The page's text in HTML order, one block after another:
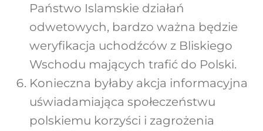
Państwo Islamskie działań
odwetowych, bardzo ważna będzie
weryfikacja uchodźców z Bliskiego
Wschodu mających trafić do Polski.
Konieczna byłaby akcja informacyjna
uświadamiająca społeczeństwu
polskiemu korzyści i zagrożenia